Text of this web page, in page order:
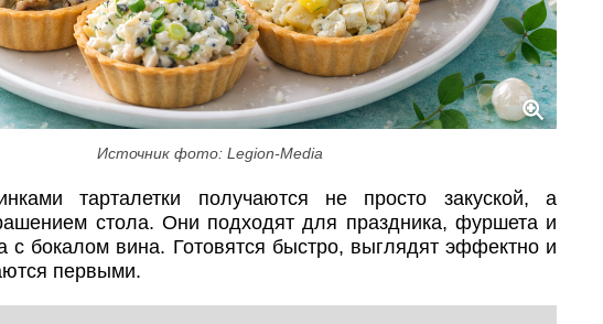
Источник фото: Legion-Media
тарталетки получаются не просто закуской, а
стола. Они подходят для праздника, фуршета и
с бокалом вина. Готовятся быстро, выглядят эффектно и
первыми.